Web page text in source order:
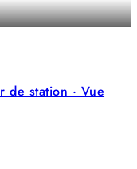
station · Vue